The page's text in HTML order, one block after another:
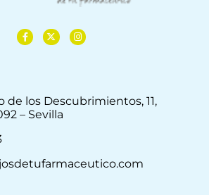
de los Descubrimientos, 11,
– Sevilla